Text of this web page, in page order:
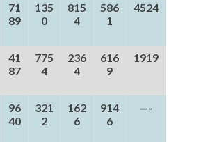
71
89
135
0
815
4
586
1
4524
41
87
775
4
236
4
616
9
1919
96
40
321
2
162
6
914
6
—-